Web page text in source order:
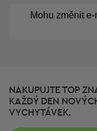
Mohu změnit
NAKUPUJTE TOP
KAŽDÝ DEN
VYCHYTÁVEK.